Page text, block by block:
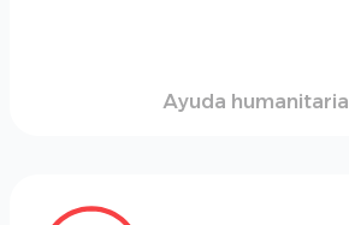
Ayuda humanitaria